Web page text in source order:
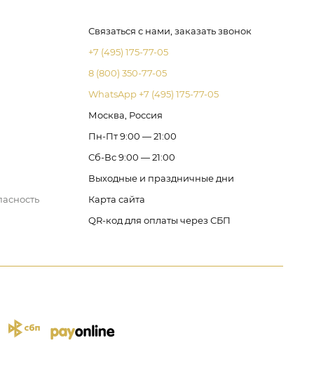
Связаться с нами, заказать звонок
+7 (495) 175-77-05
8 (800) 350-77-05
WhatsApp +7 (495) 175-77-05
Москва, Россия
Пн-Пт 9:00 — 21:00
Сб-Вс 9:00 — 21:00
Выходные и праздничные дни
Карта сайта
QR-код для оплаты через СБП